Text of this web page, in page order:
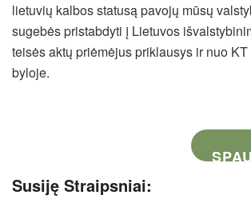
lietuvių kalbos statusą pavojų mūsų
sugebės pristabdyti į Lietuvos
teisės aktų priėmėjus priklausys ir nuo
byloje.
Susiję Straipsniai: